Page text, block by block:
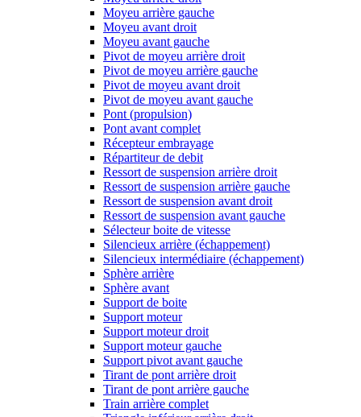
Moyeu arrière gauche
Moyeu avant droit
Moyeu avant gauche
Pivot de moyeu arrière droit
Pivot de moyeu arrière gauche
Pivot de moyeu avant droit
Pivot de moyeu avant gauche
Pont (propulsion)
Pont avant complet
Récepteur embrayage
Répartiteur de debit
Ressort de suspension arrière droit
Ressort de suspension arrière gauche
Ressort de suspension avant droit
Ressort de suspension avant gauche
Sélecteur boite de vitesse
Silencieux arrière (échappement)
Silencieux intermédiaire (échappement)
Sphère arrière
Sphère avant
Support de boite
Support moteur
Support moteur droit
Support moteur gauche
Support pivot avant gauche
Tirant de pont arrière droit
Tirant de pont arrière gauche
Train arrière complet